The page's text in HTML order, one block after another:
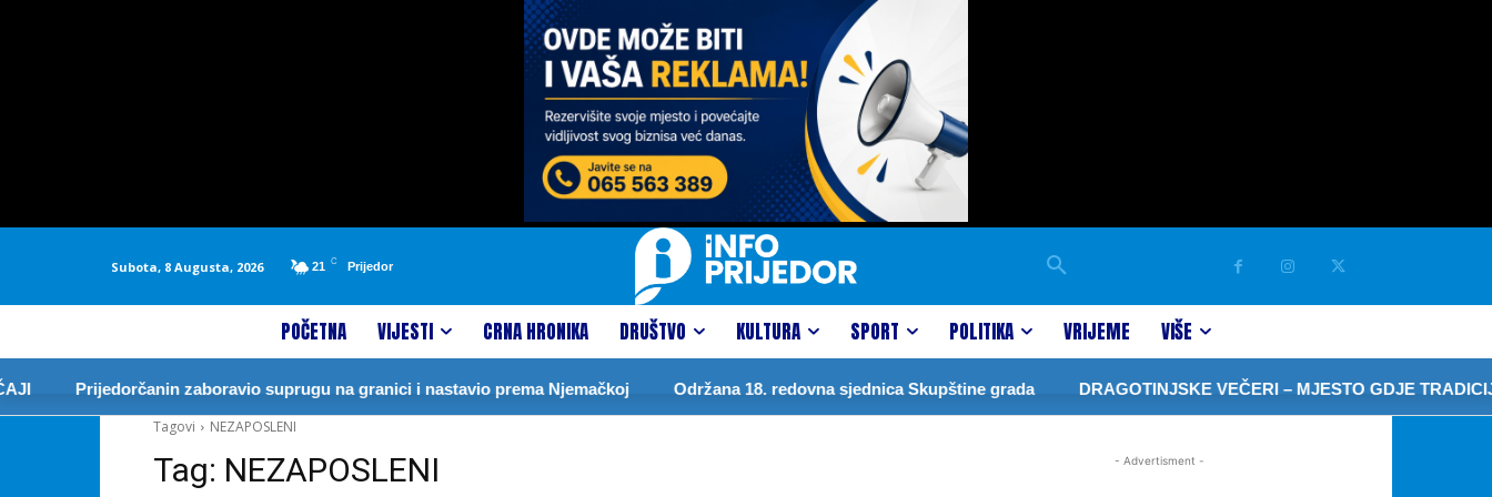
Subota, 8 Augusta, 2026 21 C Prijedor
POČETNA VIJESTI CRNA HRONIKA DRUŠTVO KULTURA SPORT POLITIKA VRIJEME VIŠE
Prijedorčanin zaboravio suprugu na granici i nastavio prema Njemačkoj Održana 18. redovna sjednica Skupštine grada
DRAGOTINJSKE VEČERI – MJESTO GDJE
Tagovi
NEZAPOSLENI
Tag: NEZAPOSLENI - Advertisment -